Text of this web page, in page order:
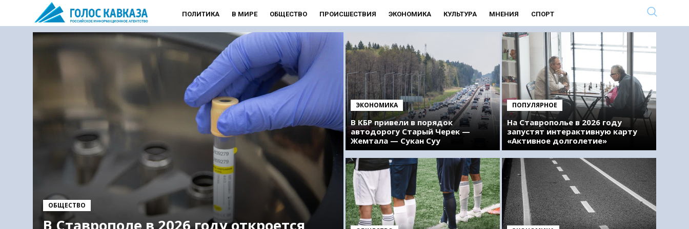
ПОЛИТИКА В МИРЕ ОБЩЕСТВО ПРОИСШЕСТВИЯ ЭКОНОМИКА КУЛЬТУРА МНЕНИЯ СПОРТ
ОБЩЕСТВО
В Ставрополе в 2026 году откроется
ЭКОНОМИКА
В КБР привели в порядок
автодорогу Старый Черек —
Жемтала — Сукан Суу
ПОПУЛЯРНОЕ
На Ставрополье в 2026 году
запустят интерактивную карту
«Активное долголетие»